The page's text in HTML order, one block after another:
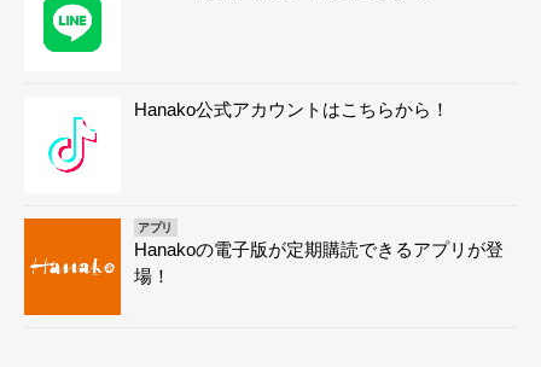
Hanako公式アカウントはこちらから！
アプリ
Hanakoの電子版が定期購読できるアプリが登
場！